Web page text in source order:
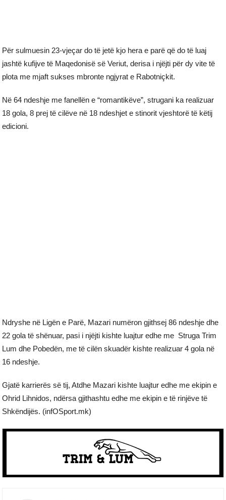
Për sulmuesin 23-vjeçar do të jetë kjo hera e parë që do të luaj
jashtë kufijve të Maqedonisë së Veriut, derisa i njëjti për dy vite të
plota me mjaft sukses mbronte ngjyrat e Rabotniçkit.
Në 64 ndeshje me fanellën e “romantikëve”, strugani ka realizuar
18 gola, 8 prej të cilëve në 18 ndeshjet e stinorit vjeshtorë të këtij
edicioni.
Ndryshe në Ligën e Parë, Mazari numëron gjithsej 86 ndeshje dhe
22 gola të shënuar, pasi i njëjti kishte luajtur edhe me Struga Trim
Lum dhe Pobedën, me të cilën skuadër kishte realizuar 4 gola në
16 ndeshje.
Gjatë karrierës së tij, Atdhe Mazari kishte luajtur edhe me ekipin e
Ohrid Lihnidos, ndërsa gjithashtu edhe me ekipin e të rinjëve të
Shkëndijës. (infOSport.mk)